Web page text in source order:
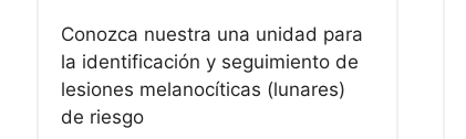
Conozca nuestra una unidad para
la identificación y seguimiento de
lesiones melanocíticas (lunares)
de riesgo